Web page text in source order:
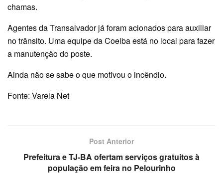
chamas.
Agentes da Transalvador já foram acionados para auxiliar
no trânsito. Uma equipe da Coelba está no local para fazer
a manutenção do poste.
Ainda não se sabe o que motivou o incêndio.
Fonte: Varela Net
Post Anterior
Prefeitura e TJ-BA ofertam serviços gratuitos à
população em feira no Pelourinho